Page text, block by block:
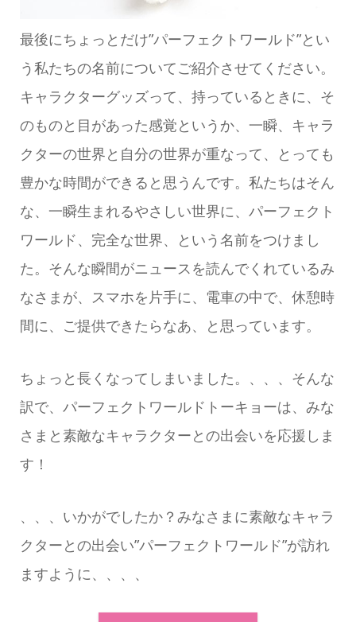
最後にちょっとだけ”パーフェクトワールド”とい
う私たちの名前についてご紹介させてください。
キャラクターグッズって、持っているときに、そ
のものと目があった感覚というか、一瞬、キャラ
クターの世界と自分の世界が重なって、とっても
豊かな時間ができると思うんです。私たちはそん
な、一瞬生まれるやさしい世界に、パーフェクト
ワールド、完全な世界、という名前をつけまし
た。そんな瞬間がニュースを読んでくれているみ
なさまが、スマホを片手に、電車の中で、休憩時
間に、ご提供できたらなあ、と思っています。
ちょっと長くなってしまいました。、、、そんな
訳で、パーフェクトワールドトーキョーは、みな
さまと素敵なキャラクターとの出会いを応援しま
す！
、、、いかがでしたか？みなさまに素敵なキャラ
クターとの出会い”パーフェクトワールド”が訪れ
ますように、、、、